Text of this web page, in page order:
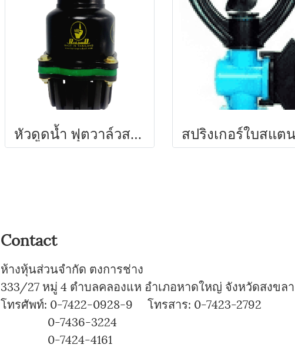
หัวดูดน้ำ ฟุตวาล์วสวมสายดูด ลิ้นสปริง (สีดำ)
Contact
ห้างหุ้นส่วนจำกัด ตงการช่าง
333/27 หมู่ 4 ตำบลคลองแห อำเภอหาดใหญ่ จังหวัดสงขลา
โทรศัพท์: 0-7422-0928-9 โทรสาร: 0-7423-2792
0-7436-3224
0-7424-4161